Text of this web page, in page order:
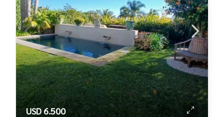
USD 6.500